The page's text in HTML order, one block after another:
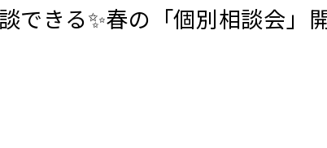
できる✨春の「個別相談会」